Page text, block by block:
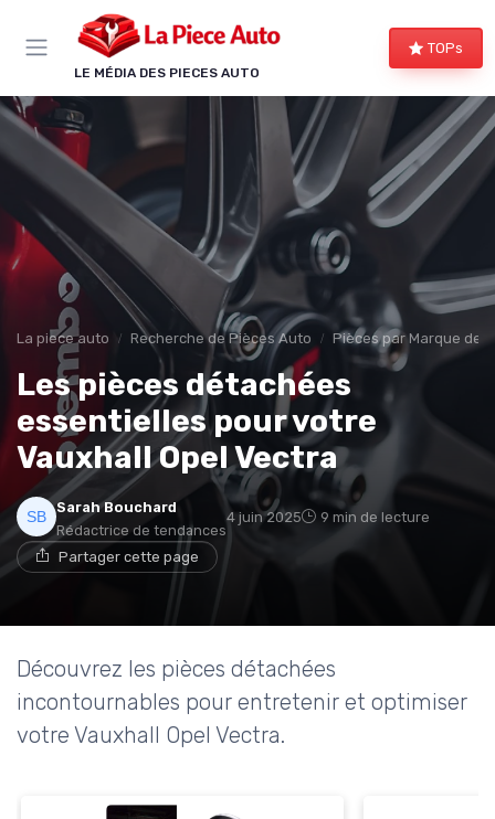
LE MÉDIA DES PIECES AUTO
TOPs
La piece auto Recherche de Pièces Auto Pièces par Marque de
Les pièces détachées
essentielles pour votre
Vauxhall Opel Vectra
Sarah Bouchard
Rédactrice de tendances
4 juin 2025 9 min de lecture
Partager cette page
Découvrez les pièces détachées
incontournables pour entretenir et optimiser
votre Vauxhall Opel Vectra.
Panneau de gestion des cookies